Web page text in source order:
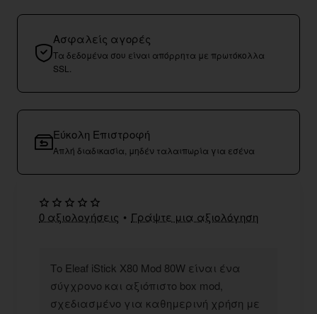
Ασφαλείς αγορές
Τα δεδομένα σου είναι απόρρητα με πρωτόκολλα
SSL.
Εύκολη Επιστροφή
Απλή διαδικασία, μηδέν ταλαιπωρία για εσένα
Το Eleaf iStick X80 Mod 80W είναι ένα
σύγχρονο και αξιόπιστο box mod,
σχεδιασμένο για καθημερινή χρήση με
0 αξιολογήσεις • Γράψτε μια αξιολόγηση